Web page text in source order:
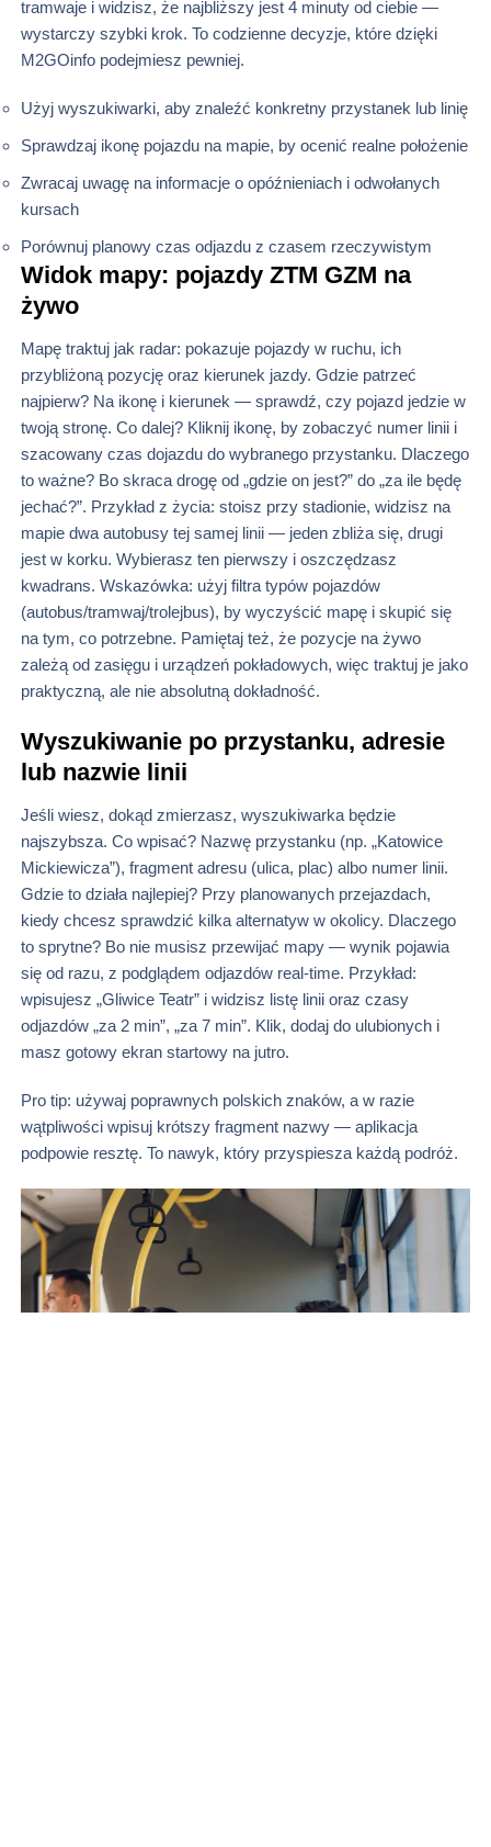
tramwaje i widzisz, że najbliższy jest 4 minuty od ciebie —
wystarczy szybki krok. To codzienne decyzje, które dzięki
M2GOinfo podejmiesz pewniej.
Użyj wyszukiwarki, aby znaleźć konkretny przystanek lub linię
Sprawdzaj ikonę pojazdu na mapie, by ocenić realne położenie
Zwracaj uwagę na informacje o opóźnieniach i odwołanych
kursach
Porównuj planowy czas odjazdu z czasem rzeczywistym
Widok mapy: pojazdy ZTM GZM na
żywo
Mapę traktuj jak radar: pokazuje pojazdy w ruchu, ich
przybliżoną pozycję oraz kierunek jazdy. Gdzie patrzeć
najpierw? Na ikonę i kierunek — sprawdź, czy pojazd jedzie w
twoją stronę. Co dalej? Kliknij ikonę, by zobaczyć numer linii i
szacowany czas dojazdu do wybranego przystanku. Dlaczego
to ważne? Bo skraca drogę od „gdzie on jest?” do „za ile będę
jechać?”. Przykład z życia: stoisz przy stadionie, widzisz na
mapie dwa autobusy tej samej linii — jeden zbliża się, drugi
jest w korku. Wybierasz ten pierwszy i oszczędzasz
kwadrans. Wskazówka: użyj filtra typów pojazdów
(autobus/tramwaj/trolejbus), by wyczyścić mapę i skupić się
na tym, co potrzebne. Pamiętaj też, że pozycje na żywo
zależą od zasięgu i urządzeń pokładowych, więc traktuj je jako
praktyczną, ale nie absolutną dokładność.
Wyszukiwanie po przystanku, adresie
lub nazwie linii
Jeśli wiesz, dokąd zmierzasz, wyszukiwarka będzie
najszybsza. Co wpisać? Nazwę przystanku (np. „Katowice
Mickiewicza”), fragment adresu (ulica, plac) albo numer linii.
Gdzie to działa najlepiej? Przy planowanych przejazdach,
kiedy chcesz sprawdzić kilka alternatyw w okolicy. Dlaczego
to sprytne? Bo nie musisz przewijać mapy — wynik pojawia
się od razu, z podglądem odjazdów real‑time. Przykład:
wpisujesz „Gliwice Teatr” i widzisz listę linii oraz czasy
odjazdów „za 2 min”, „za 7 min”. Klik, dodaj do ulubionych i
masz gotowy ekran startowy na jutro.
Pro tip: używaj poprawnych polskich znaków, a w razie
wątpliwości wpisuj krótszy fragment nazwy — aplikacja
podpowie resztę. To nawyk, który przyspiesza każdą podróż.